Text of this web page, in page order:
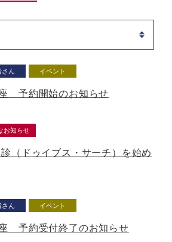
さん イベント
予約開始のお知らせ
お知らせ
（ドゥイブス・サーチ）を始め
さん イベント
予約受付終了のお知らせ